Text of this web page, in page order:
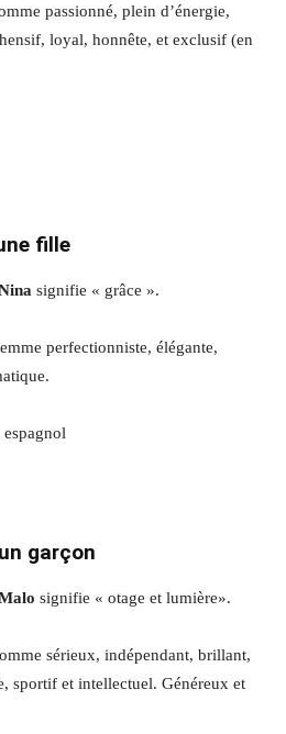
passionné, plein d’énergie,
loyal, honnête, et exclusif (en
fille
signifie « grâce ».
perfectionniste, élégante,
garçon
signifie « otage et lumière».
sérieux, indépendant, brillant,
sportif et intellectuel. Généreux et